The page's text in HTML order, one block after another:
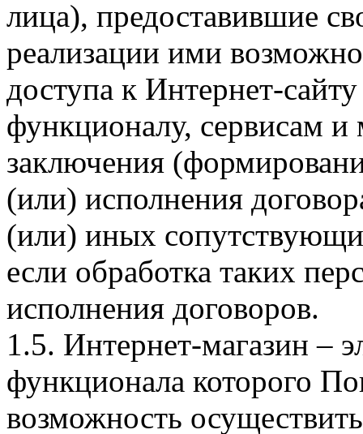
лица), предоставившие
реализации ими
доступа к Интернет-
функционалу, сервисам и
заключения
(или) исполнения
(или) иных
если обработка таких
исполнения договоров.
1.5. Интернет-магазин –
функционала которого
возможность